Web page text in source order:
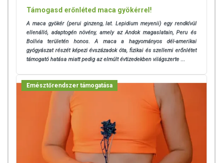
Támogasd erőnléted maca gyökérrel!
A maca gyökér (perui ginzeng, lat. Lepidium meyenii) egy rendkívül
ellenálló, adaptogén növény, amely az Andok magaslatain, Peru és
Bolívia területén honos. A maca a hagyományos dél-amerikai
gyógyászat részét képezi évszázadok óta, fizikai és szellemi erőnlétet
támogató hatása miatt pedig az elmúlt évtizedekben világszerte ...
Emésztőrendszer támogatása